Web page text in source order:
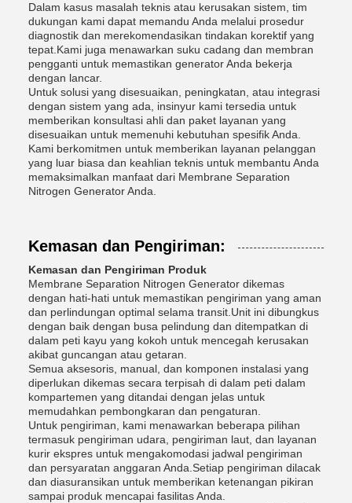
Dalam kasus masalah teknis atau kerusakan sistem, tim
dukungan kami dapat memandu Anda melalui prosedur
diagnostik dan merekomendasikan tindakan korektif yang
tepat.Kami juga menawarkan suku cadang dan membran
pengganti untuk memastikan generator Anda bekerja
dengan lancar.
Untuk solusi yang disesuaikan, peningkatan, atau integrasi
dengan sistem yang ada, insinyur kami tersedia untuk
memberikan konsultasi ahli dan paket layanan yang
disesuaikan untuk memenuhi kebutuhan spesifik Anda.
Kami berkomitmen untuk memberikan layanan pelanggan
yang luar biasa dan keahlian teknis untuk membantu Anda
memaksimalkan manfaat dari Membrane Separation
Nitrogen Generator Anda.
Kemasan dan Pengiriman:
Kemasan dan Pengiriman Produk
Membrane Separation Nitrogen Generator dikemas
dengan hati-hati untuk memastikan pengiriman yang aman
dan perlindungan optimal selama transit.Unit ini dibungkus
dengan baik dengan busa pelindung dan ditempatkan di
dalam peti kayu yang kokoh untuk mencegah kerusakan
akibat guncangan atau getaran.
Semua aksesoris, manual, dan komponen instalasi yang
diperlukan dikemas secara terpisah di dalam peti dalam
kompartemen yang ditandai dengan jelas untuk
memudahkan pembongkaran dan pengaturan.
Untuk pengiriman, kami menawarkan beberapa pilihan
termasuk pengiriman udara, pengiriman laut, dan layanan
kurir ekspres untuk mengakomodasi jadwal pengiriman
dan persyaratan anggaran Anda.Setiap pengiriman dilacak
dan diasuransikan untuk memberikan ketenangan pikiran
sampai produk mencapai fasilitas Anda.